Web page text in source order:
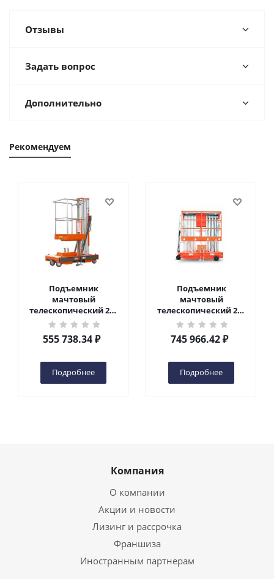
Отзывы
Задать вопрос
Дополнительно
Рекомендуем
Подъемник
мачтовый
телескопический 200
кг 6 м TOR GTWY6-200S
DC 2-мачтовый
(автономный) (G) в
555 738.34₽
Подробнее
Подъемник
мачтовый
телескопический 200
кг 10 м TOR GTWY10-
200S DC 2-мачтовый
(автономный) (N) в
745 966.42₽
Подробнее
Компания
О компании
Акции и новости
Лизинг и рассрочка
Франшиза
Иностранным партнерам